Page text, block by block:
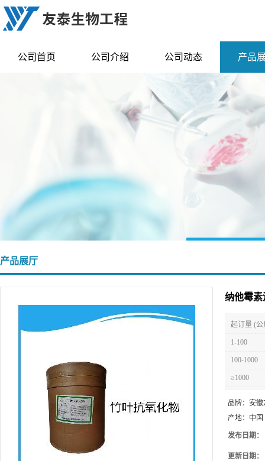
公司首页 公司介绍 公司动态 产品
产品展厅
纳他霉素
起订量 (公
1-100
100-1000
≥1000
品牌： 安徽
产地： 中国
发布日期：
更新日期：